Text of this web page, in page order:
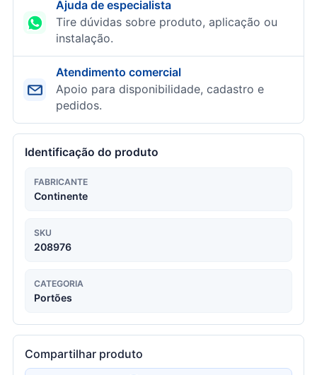
Ajuda de especialista
Tire dúvidas sobre produto, aplicação ou
instalação.
Atendimento comercial
Apoio para disponibilidade, cadastro e
pedidos.
Identificação do produto
FABRICANTE
Continente
SKU
208976
CATEGORIA
Portões
Compartilhar produto